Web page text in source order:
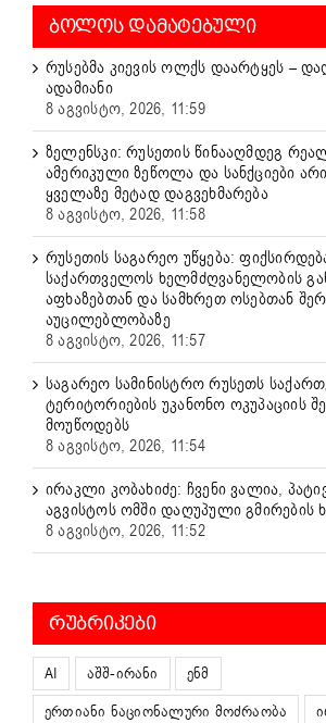
ᲑᲝᲚᲝᲡ ᲓᲐᲛᲐᲢᲔᲑᲣᲚᲘ
რუსებმა კიევის ოლქს დაარტყეს –
ადამიანი
8 აგვისტო, 2026, 11:59
ზელენსკი: რუსეთის წინააღმდეგ
ამერიკული ზეწოლა და სანქციები
ყველაზე მეტად დაგვეხმარება
8 აგვისტო, 2026, 11:58
რუსეთის საგარეო უწყება:
საქართველოს ხელმძღვანელობის
აფხაზებთან და სამხრეთ ოსებთან
აუცილებლობაზე
8 აგვისტო, 2026, 11:57
საგარეო სამინისტრო რუსეთს
ტერიტორიების უკანონო ოკუპაციის
მოუწოდებს
8 აგვისტო, 2026, 11:54
ირაკლი კობახიძე: ჩვენი ვალია,
აგვისტოს ომში დაღუპული გმირების
8 აგვისტო, 2026, 11:52
ᲠᲣᲑᲠᲘᲙᲔᲑᲘ
AI აშშ-ირანი
ენმ
ერთიანი ნაციონალური მოძრაობა